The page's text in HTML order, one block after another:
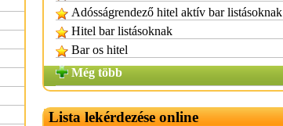
Adósságrendező hitel aktív bar listásoknak
Hitel bar listásoknak
Bar os hitel
Még több
Lista lekérdezése online